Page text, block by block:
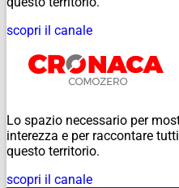
scopri il canale
Lo spazio necessario per
interezza e per raccontare
questo territorio.
scopri il canale